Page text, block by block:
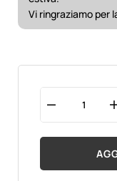
Vi ringraziamo per